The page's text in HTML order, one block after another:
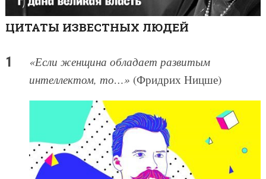
ЦИТАТЫ ИЗВЕСТНЫХ ЛЮДЕЙ
«Если женщина обладает развитым
интеллектом, то…» (Фридрих Ницше)